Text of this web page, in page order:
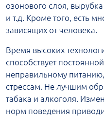
озонового слоя,
и т.д. Кроме того, есть
зависящих от человека.
Время высоких
способствует
неправильному
стрессам. Не лучшим
табака и алкоголя.
норм поведения